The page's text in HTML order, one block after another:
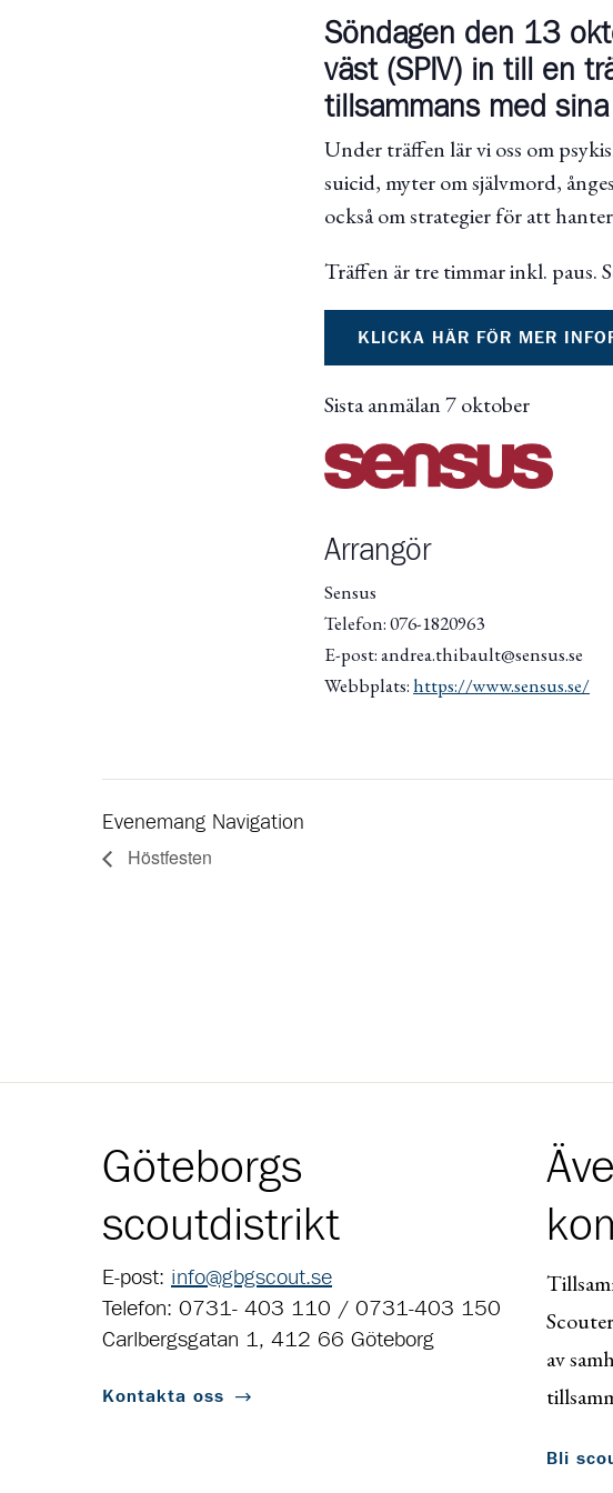
Söndagen den 13
väst (SPIV) in till en
tillsammans med
Under träffen lär vi oss om
suicid, myter om självmord,
också om strategier för att
Träffen är tre timmar inkl. paus.
KLICKA HÄR FÖR MER
Sista anmälan 7 oktober
Arrangör
Sensus
Telefon: 076-1820963
E-post: andrea.thibault@sensus.se
Webbplats:https://www.sensus.se/
Evenemang Navigation
Höstfesten
Göteborgs
scoutdistrikt
E-post: info@gbgscout.se
Telefon: 0731- 403 110 / 0731-403 150
Carlbergsgatan 1, 412 66 Göteborg
Kontakta oss
av
Bli